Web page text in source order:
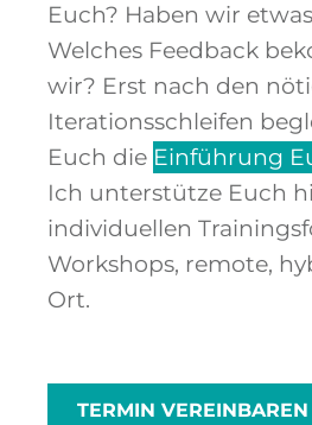
Euch? Haben wir
Welches Feedback
wir? Erst nach den
Iterationsschleifen
Euch die Einführung
Ich unterstütze Euch
individuellen
Workshops, remote,
Ort.
TERMIN VEREINBAREN